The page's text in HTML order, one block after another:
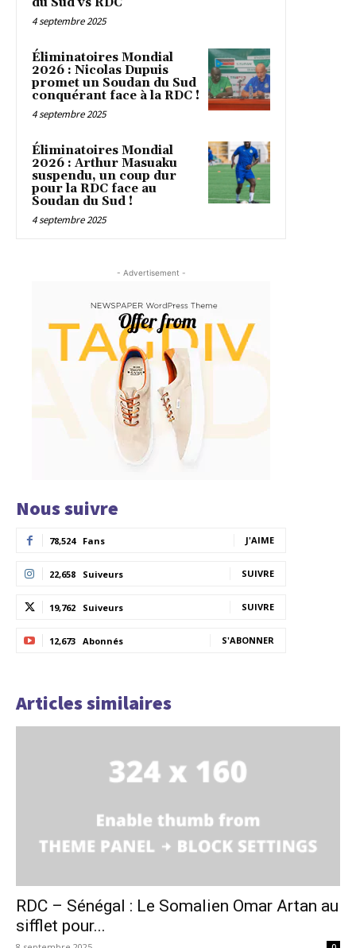
4 septembre 2025
Éliminatoires Mondial
2026 : Nicolas Dupuis
promet un Soudan du Sud
conquérant face à la RDC !
4 septembre 2025
Éliminatoires Mondial
2026 : Arthur Masuaku
suspendu, un coup dur
pour la RDC face au
Soudan du Sud !
4 septembre 2025
- Advertisement -
Nous suivre
78,524 Fans J'AIME
22,658 Suiveurs SUIVRE
19,762 Suiveurs SUIVRE
12,673 Abonnés S'ABONNER
Articles similaires
RDC – Sénégal : Le Somalien Omar Artan au
sifflet pour...